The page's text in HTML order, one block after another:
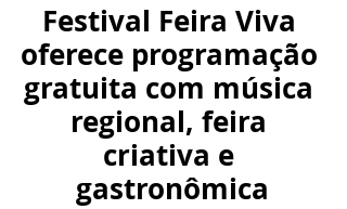
Festival Feira Viva
oferece programação
gratuita com música
regional, feira
criativa e
gastronômica